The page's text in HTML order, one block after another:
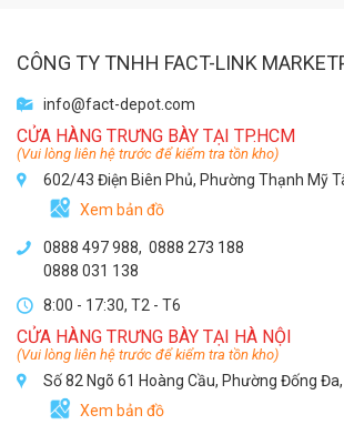
CÔNG TY TNHH FACT-LINK
info@fact-depot.com
CỬA HÀNG TRƯNG BÀY TẠI TP.HCM
(Vui lòng liên hệ trước để kiểm tra tồn kho)
602/43 Điện Biên Phủ, Phường Thạnh Mỹ
Xem bản đồ
0888 497 988, 0888 273 188
0888 031 138
8:00 - 17:30, T2 - T6
CỬA HÀNG TRƯNG BÀY TẠI HÀ NỘI
(Vui lòng liên hệ trước để kiểm tra tồn kho)
Số 82 Ngõ 61 Hoàng Cầu, Phường Đống Đa,
Xem bản đồ